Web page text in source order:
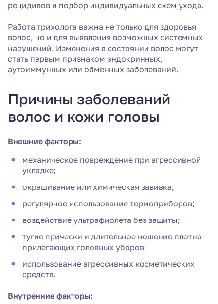
рецидивов и подбор индивидуальных схем ухода.
Работа трихолога важна не только для здоровья
волос, но и для выявления возможных системных
нарушений. Изменения в состоянии волос могут
стать первым признаком эндокринных,
аутоиммунных или обменных заболеваний.
Причины заболеваний
волос и кожи головы
Внешние факторы:
механическое повреждение при агрессивной
укладке;
окрашивание или химическая завивка;
регулярное использование термоприборов;
воздействие ультрафиолета без защиты;
тугие прически и длительное ношение плотно
прилегающих головных уборов;
использование агрессивных косметических
средств.
Внутренние факторы: